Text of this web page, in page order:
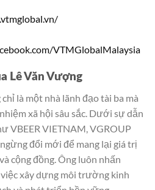
VTMGlobalMalaysia
Lê Văn Vượng
là một nhà lãnh đạo tài ba mà
xã hội sâu sắc. Dưới sự dẫn
VBEER VIETNAM, VGROUP
đổi mới để mang lại giá trị
cộng đồng. Ông luôn nhấn
xây dựng môi trường kinh